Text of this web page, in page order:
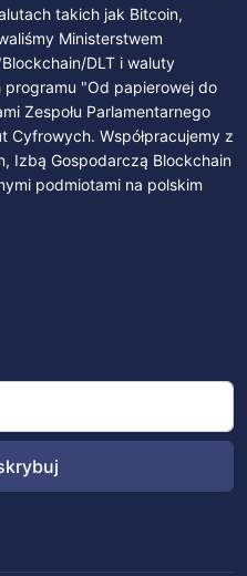
takich jak Bitcoin,
Ministerstwem
DLT i waluty
programu "Od papierowej do
Zespołu Parlamentarnego
Cyfrowych. Współpracujemy z
Izbą Gospodarczą Blockchain
podmiotami na polskim